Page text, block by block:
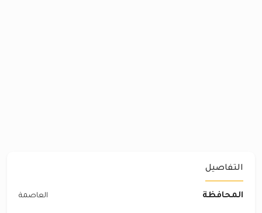
التفاصيل
المحافظة العاصمة